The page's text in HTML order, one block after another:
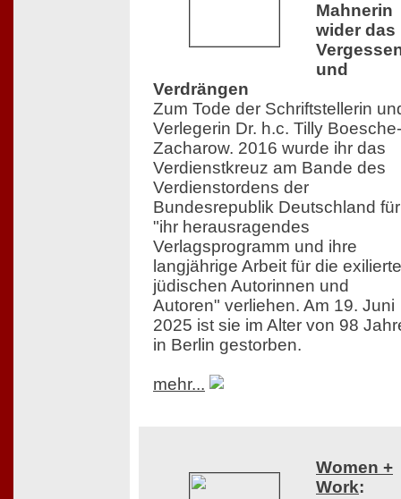
Mahnerin
wider das
und
Verdrängen
Zum Tode der Schriftstellerin
Verlegerin Dr. h.c. Tilly Boesche-
Zacharow. 2016 wurde ihr das
Verdienstkreuz am Bande des
Verdienstordens der
Bundesrepublik Deutschland für
"ihr herausragendes
Verlagsprogramm und ihre
langjährige Arbeit für die
jüdischen Autorinnen und
Autoren" verliehen. Am 19. Juni
2025 ist sie im Alter von 98
in Berlin gestorben.
mehr...
Women +
Work: